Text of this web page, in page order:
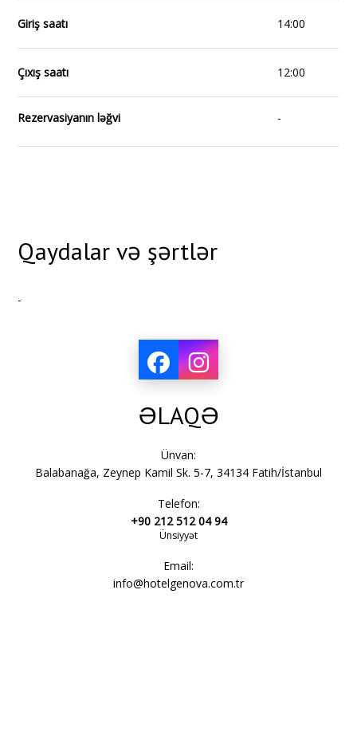
Giriş saatı 14:00
Çıxış saatı 12:00
Rezervasiyanın ləğvi -
Qaydalar və şərtlər
-
ƏLAQƏ
Ünvan:
Balabanağa, Zeynep Kamil Sk. 5-7, 34134 Fatih/İstanbul
Telefon:
+90 212 512 04 94
Ünsiyyət
Email:
info@hotelgenova.com.tr